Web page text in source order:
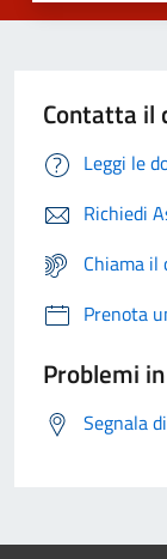
Contatta il
Leggi le
Richiedi
Chiama
Prenota
Problemi
Segnala